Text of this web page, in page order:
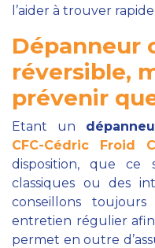
l’aider à trouver
Dépanneur
réversible,
prévenir
Etant un
CFC-Cédric Froid
disposition, que ce
classiques ou des
conseillons
entretien régulier
permet en outre